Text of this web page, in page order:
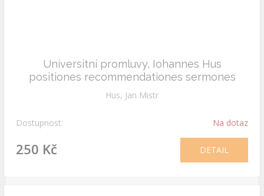
Universitní promluvy, Iohannes Hus
positiones recommendationes sermones
Hus, Jan Mistr
Dostupnost: Na dotaz
250 Kč DETAIL